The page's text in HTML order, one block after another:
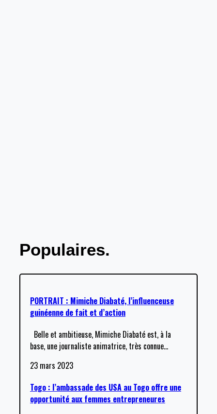
Populaires.
PORTRAIT : Mimiche Diabaté, l’influenceuse
guinéenne de fait et d’action
Belle et ambitieuse, Mimiche Diabaté est, à la
base, une journaliste animatrice, très connue…
23 mars 2023
Togo : l’ambassade des USA au Togo offre une
opportunité aux femmes entrepreneures